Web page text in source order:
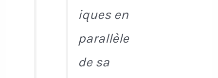
iques en
parallèle
de sa